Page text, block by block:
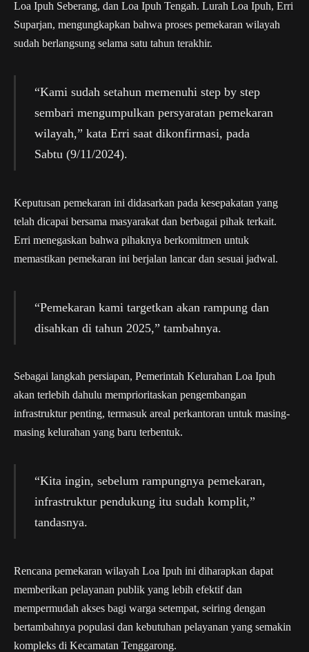
Loa Ipuh Seberang, dan Loa Ipuh Tengah. Lurah Loa Ipuh, Erri
Suparjan, mengungkapkan bahwa proses pemekaran wilayah
sudah berlangsung selama satu tahun terakhir.
“Kami sudah setahun memenuhi step by step
sembari mengumpulkan persyaratan pemekaran
wilayah,” kata Erri saat dikonfirmasi, pada
Sabtu (9/11/2024).
Keputusan pemekaran ini didasarkan pada kesepakatan yang
telah dicapai bersama masyarakat dan berbagai pihak terkait.
Erri menegaskan bahwa pihaknya berkomitmen untuk
memastikan pemekaran ini berjalan lancar dan sesuai jadwal.
“Pemekaran kami targetkan akan rampung dan
disahkan di tahun 2025,” tambahnya.
Sebagai langkah persiapan, Pemerintah Kelurahan Loa Ipuh
akan terlebih dahulu memprioritaskan pengembangan
infrastruktur penting, termasuk areal perkantoran untuk masing-
masing kelurahan yang baru terbentuk.
“Kita ingin, sebelum rampungnya pemekaran,
infrastruktur pendukung itu sudah komplit,”
tandasnya.
Rencana pemekaran wilayah Loa Ipuh ini diharapkan dapat
memberikan pelayanan publik yang lebih efektif dan
mempermudah akses bagi warga setempat, seiring dengan
bertambahnya populasi dan kebutuhan pelayanan yang semakin
kompleks di Kecamatan Tenggarong.